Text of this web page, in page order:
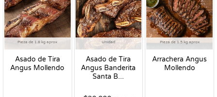
Pieza de 1.8 kg aprox
Asado de Tira
Angus Mollendo
Unidad
Asado de Tira
Angus Banderita
Santa B...
Pieza de 1.5 kg aprox
Arrachera Angus
Mollendo